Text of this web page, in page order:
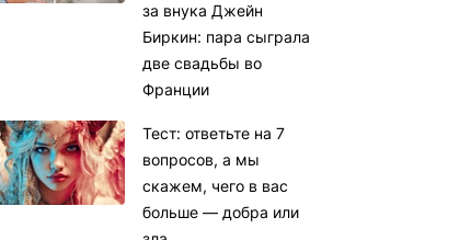
за внука Джейн
Биркин: пара сыграла
две свадьбы во
Франции
Тест: ответьте на 7
вопросов, а мы
скажем, чего в вас
больше — добра или